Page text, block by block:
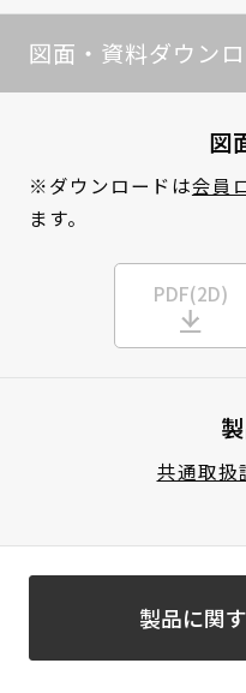
図面・資料ダウン
図
※ダウンロードは会員
ます。
PDF(2D)
共通取扱
製品に関